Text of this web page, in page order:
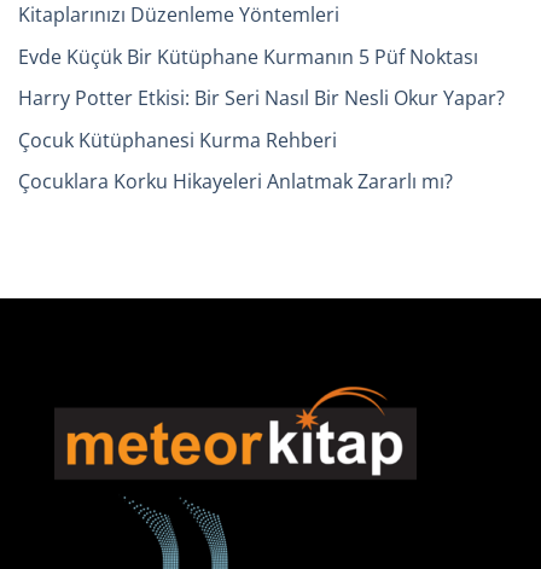
Kitaplarınızı Düzenleme Yöntemleri
Evde Küçük Bir Kütüphane Kurmanın 5 Püf Noktası
Harry Potter Etkisi: Bir Seri Nasıl Bir Nesli Okur Yapar?
Çocuk Kütüphanesi Kurma Rehberi
Çocuklara Korku Hikayeleri Anlatmak Zararlı mı?